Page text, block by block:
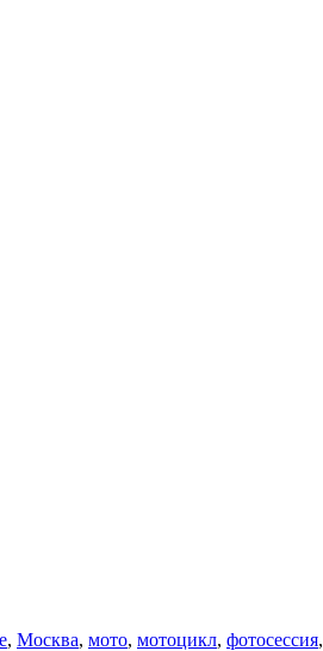
, Москва, мото, мотоцикл, фотосессия,